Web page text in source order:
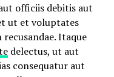
officiis debitis aut
ut et voluptates
Itaque
delectus, ut aut
consequatur aut